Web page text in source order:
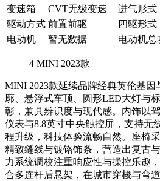
变速箱
CVT无级变速 进气形式
驱动方式 前置前驱 四驱形式
电动机
暂无数据 电动机总
4 MINI 2023款
MINI 2023款延续品牌经典英伦基
廓、悬浮式车顶、圆形LED大灯与
彰，兼具辨识度与现代感。内饰以
仪表与8.8英寸中央触控屏，支持无
程升级，科技体验流畅自然。座椅
精致缝线与镀铬饰条，营造出复古
力系统调校注重响应性与操控乐趣
合多连杆后悬架，在城市穿梭与弯